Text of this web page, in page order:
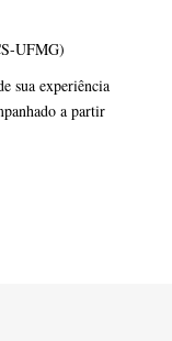
UFMG)
sua experiência
a partir